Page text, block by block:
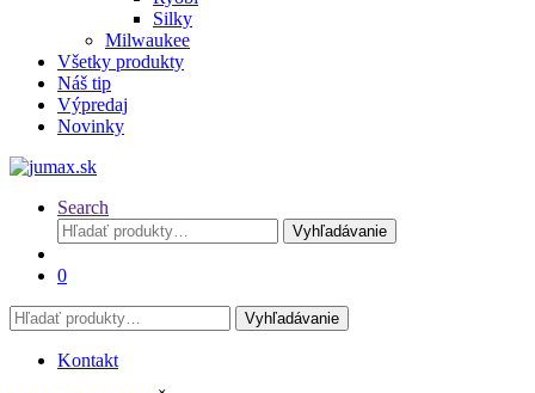
Silky
Milwaukee
Všetky produkty
Náš tip
Výpredaj
Novinky
Search
Hľadať:
Vyhľadávanie
0
Hľadať:
Vyhľadávanie
Kontakt